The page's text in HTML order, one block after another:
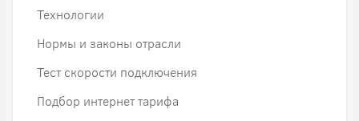
Технологии
Нормы и законы отрасли
Тест скорости подключения
Подбор интернет тарифа